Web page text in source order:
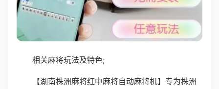
相关麻将玩法及特色;
【湖南株洲麻将红中麻将自动麻将机】专为株洲